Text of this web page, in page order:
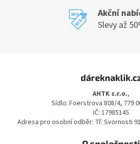
Akční
Slevy až
AHTK s.r.o.,
Sídlo: Foerstrova 808/4, 779
IČ: 17985145
Adresa pro osobní odběr: Tř. Svornosti